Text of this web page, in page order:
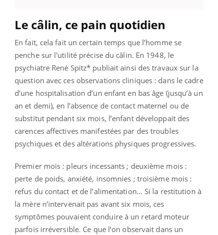
Le câlin, ce pain quotidien
En fait, cela fait un certain temps que l’homme se
penche sur l'utilité précise du câlin. En 1948, le
psychiatre René Spitz* publiait ainsi des travaux sur la
question avec ces observations cliniques : dans le cadre
d’une hospitalisation d’un enfant en bas âge (jusqu’à un
an et demi), en l’absence de contact maternel ou de
substitut pendant six mois, l’enfant développait des
carences affectives manifestées par des troubles
psychiques et des altérations physiques progressives.
Premier mois : pleurs incessants ; deuxième mois :
perte de poids, anxiété, insomnies ; troisième mois :
refus du contact et de l’alimentation… Si la restitution à
la mère n’intervenait pas avant six mois, ces
symptômes pouvaient conduire à un retard moteur
parfois irréversible. Ce que l‘on observait dans un